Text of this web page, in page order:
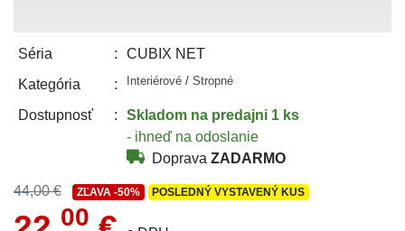
Séria CUBIX NET
Kategória Interiérové / Stropné
Dostupnosť Skladomna predajni 1 ks
- ihneď na odoslanie
Doprava ZADARMO
44,00 € ZĽAVA -50% POSLEDNÝ VYSTAVENÝ KUS
00